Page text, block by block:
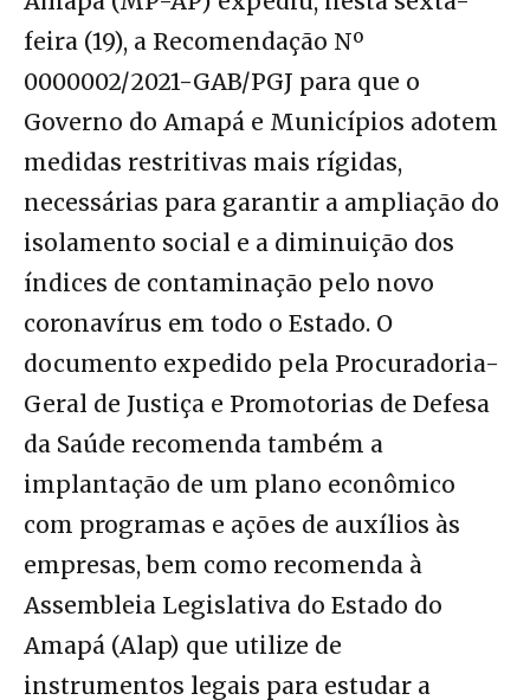
feira (19), a Recomendação Nº
0000002/2021-GAB/PGJ para que o
Governo do Amapá e Municípios adotem
medidas restritivas mais rígidas,
necessárias para garantir a ampliação do
isolamento social e a diminuição dos
índices de contaminação pelo novo
coronavírus em todo o Estado. O
documento expedido pela Procuradoria-
Geral de Justiça e Promotorias de Defesa
da Saúde recomenda também a
implantação de um plano econômico
com programas e ações de auxílios às
empresas, bem como recomenda à
Assembleia Legislativa do Estado do
Amapá (Alap) que utilize de
instrumentos legais para estudar a